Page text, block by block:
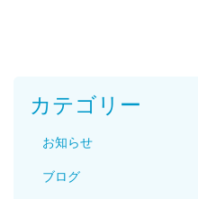
カテゴリー
お知らせ
ブログ